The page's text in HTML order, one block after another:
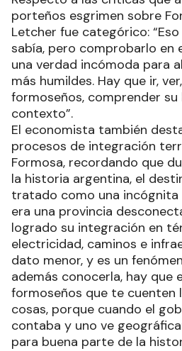
porteños esgrimen sobre
Letcher fue categórico:
sabía, pero comprobarlo en
una verdad incómoda para
más humildes. Hay que ir,
formoseños, comprender
contexto”.
El economista también
procesos de integración
Formosa, recordando que
la historia argentina, el
tratado como una incógnita
era una provincia
logrado su integración en
electricidad, caminos e
dato menor, y es un
además conocerla, hay que
formoseños que te cuenten
cosas, porque cuando el
contaba y uno ve
para buena parte de la